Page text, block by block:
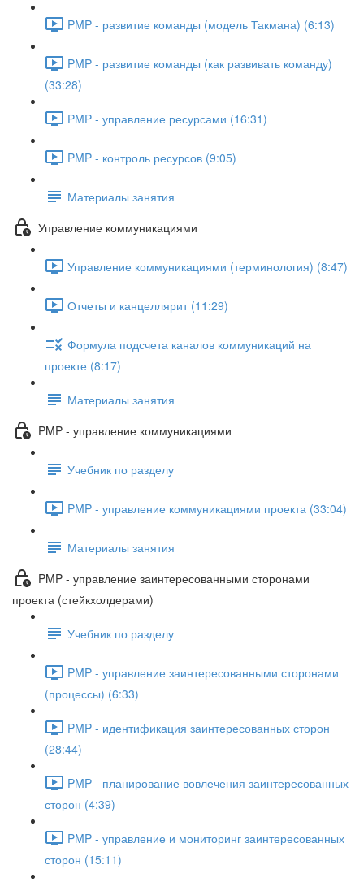
PMP - развитие команды (модель Такмана) (6:13)
PMP - развитие команды (как развивать команду)
(33:28)
PMP - управление ресурсами (16:31)
PMP - контроль ресурсов (9:05)
Материалы занятия
Управление коммуникациями
Управление коммуникациями (терминология) (8:47)
Отчеты и канцеллярит (11:29)
Формула подсчета каналов коммуникаций на
проекте (8:17)
Материалы занятия
PMP - управление коммуникациями
Учебник по разделу
PMP - управление коммуникациями проекта (33:04)
Материалы занятия
PMP - управление заинтересованными сторонами
проекта (стейкхолдерами)
Учебник по разделу
PMP - управление заинтересованными сторонами
(процессы) (6:33)
PMP - идентификация заинтересованных сторон
(28:44)
PMP - планирование вовлечения заинтересованных
сторон (4:39)
PMP - управление и мониторинг заинтересованных
сторон (15:11)